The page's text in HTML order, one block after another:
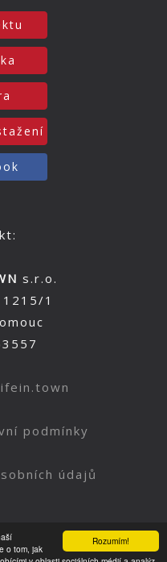
Rozumím!
o tom, jak
s.r.o.
1
podmínky
údajů